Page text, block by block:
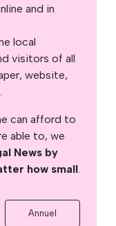
and in
local
visitors of all
website,
can afford to
able to, we
News by
how small.
Annuel